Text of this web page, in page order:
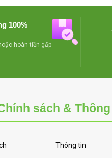
hành 1
100%
hoàn tiền gấp
sách &
Thông tin